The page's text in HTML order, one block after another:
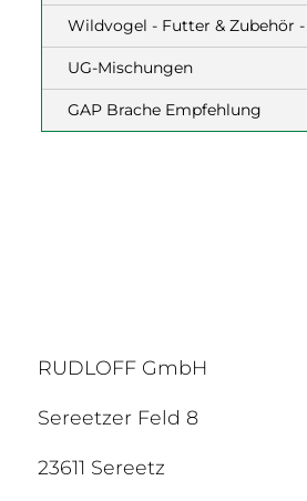
Wildvogel - Futter & Zubehör -
UG-Mischungen
GAP Brache Empfehlung
RUDLOFF GmbH
Sereetzer Feld 8
23611 Sereetz